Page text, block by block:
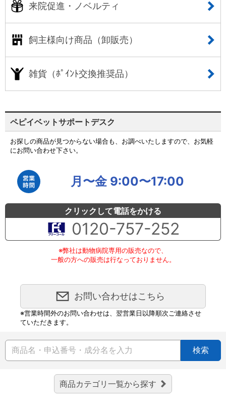
来院促進・ノベルティ
飼主様向け商品（卸販売）
雑貨（ﾎﾟｲﾝﾄ交換推奨品）
ペピイベットサポートデスク
お探しの商品が見つからない場合も、お調べいたしますので、お気軽
にお問い合わせ下さい。
月〜金 9:00〜17:00
クリックして電話をかける
0120-757-252
※弊社は動物病院専用の販売なので、
一般の方への販売は行なっておりません。
お問い合わせはこちら
※営業時間外のお問い合わせは、翌営業日以降順次ご連絡させ
ていただきます。
検索
商品カテゴリ一覧から探す